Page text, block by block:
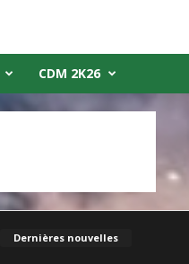
CDM 2K26
Dernières nouvelles